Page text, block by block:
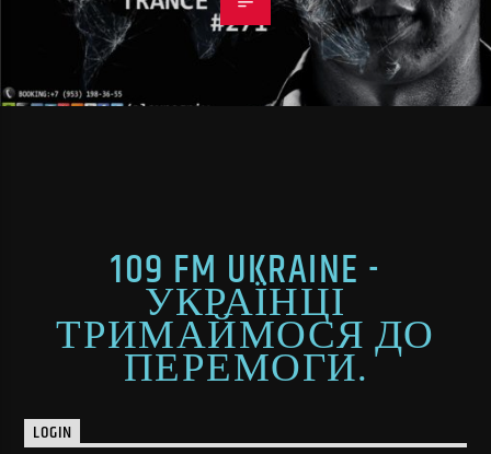
109 FM UKRAINE -
УКРАЇНЦІ
ТРИМАЙМОСЯ ДО
ПЕРЕМОГИ.
LOGIN